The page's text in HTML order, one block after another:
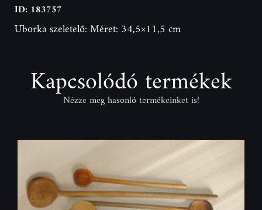
ID: 183757
Uborka szeletelő: Méret: 34,5×11,5 cm
Kapcsolódó termékek
Nézze meg hasonló termékeinket is!